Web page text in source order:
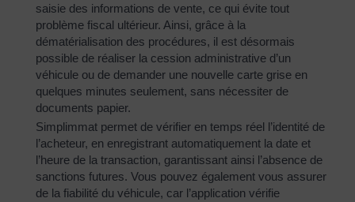
saisie des informations de vente, ce qui évite tout
problème fiscal ultérieur. Ainsi, grâce à la
dématérialisation des procédures, il est désormais
possible de réaliser la cession administrative d’un
véhicule ou de demander une nouvelle carte grise en
quelques minutes seulement, sans nécessiter de
documents papier.
Simplimmat permet de vérifier en temps réel l’identité de
l’acheteur, en enregistrant automatiquement la date et
l’heure de la transaction, garantissant ainsi l’absence de
sanctions futures. Vous pouvez également vous assurer
de la fiabilité du véhicule, car l’application vérifie